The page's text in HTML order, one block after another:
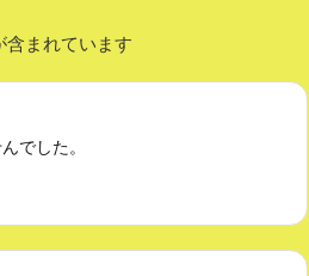
含まれています
でした。